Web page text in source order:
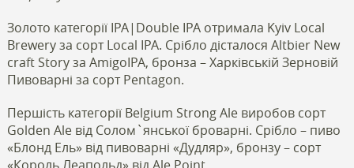
Золото категорії IPA|Double IPA отримала Kyiv Local
Brewery за сорт Local IPA. Срібло дісталося Altbier New
craft Story за AmigoIPA, бронза – Харкiвській Зерновій
Пивоварні за сорт Pentagon.
Першість категорії Belgium Strong Ale виробов сорт
Golden Ale від Солом`янської броварні. Срібло – пиво
«Блонд Ель» від пивоварні «Дудляр», бронзу – сорт